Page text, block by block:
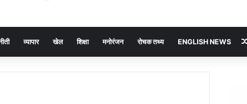
व्यापार खेल शिक्षा मनोरंजन रोचक तथ्य ENGLISH NEWS